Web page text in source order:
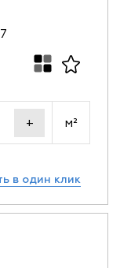
+ м²
в один клик